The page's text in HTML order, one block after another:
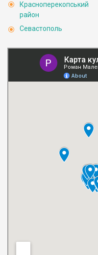
Красноперекопський
район
Севастополь